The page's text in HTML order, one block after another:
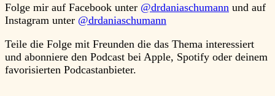
Folge mir auf Facebook unter @drdaniaschumann und auf
Instagram unter @drdaniaschumann
Teile die Folge mit Freunden die das Thema interessiert
und abonniere den Podcast bei Apple, Spotify oder deinem
favorisierten Podcastanbieter.